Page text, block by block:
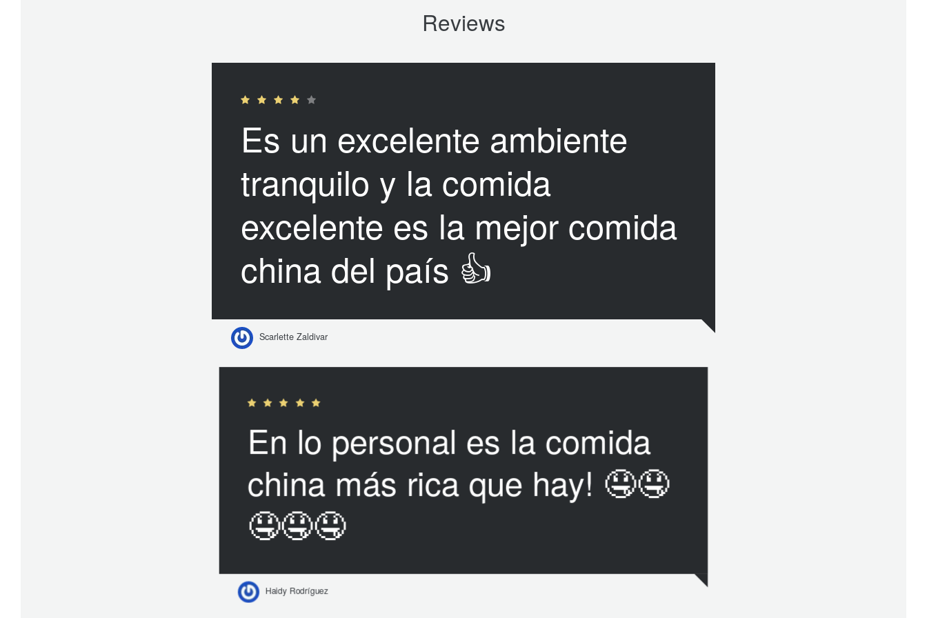
Reviews
Es un excelente ambiente
tranquilo y la comida
excelente es la mejor comida
china del país 👍
Scarlette Zaldivar
En lo personal es la comida
china más rica que hay! 🤤🤤
🤤🤤🤤
Haidy Rodríguez